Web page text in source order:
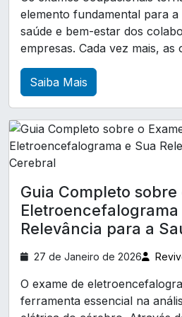
Ambiente Corporativo
A Relevância do Atestado
para Garantir a Segurança
A Relevância do Exame ASO
A Relevância do Exame ASO
Ocupacional e o
para a Saúde dos
A Relevância do Exame de
para uma Reintegração
A Relevância do Exame
para a Promoção da Saúde
A Saúde e Segurança no
Laudo técnico de
Pcmso exames
Perfil profissiográfico
Treinamento CIPA
Treinamento de brigada de
Treinamento de primeiros
Treinamento trabalho em
análise ergonómica
análise ergonômica do
clinica de exames
elemento fundamental para
saúde e bem-estar dos
empresas. Cada vez mais, as
Saiba Mais
Guia Completo sobre
Eletroencefalograma
Relevância para a
27 de Janeiro de 2026
O exame de
ferramenta essencial na